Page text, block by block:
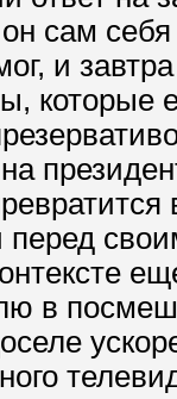
сам
и
которые
перед
в